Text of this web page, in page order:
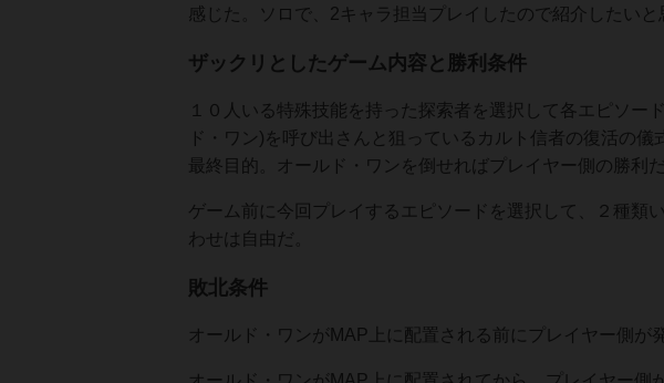
感じた。ソロで、2キャラ担当プレイしたので紹介したい
ザックリとしたゲーム内容と勝利条件
１０人いる特殊技能を持った探索者を選択して各エピソー
ド・ワン)を呼び出さんと狙っているカルト信者の復活の
最終目的。オールド・ワンを倒せればプレイヤー側の勝利だ
ゲーム前に今回プレイするエピソードを選択して、２種類
わせは自由だ。
敗北条件
オールド・ワンがMAP上に配置される前にプレイヤー側が